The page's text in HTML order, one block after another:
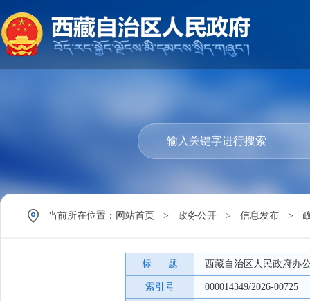
当前所在位置： 网站首页 > 政务公开 > 信息发布 >
标 题 西藏自治区人民政府办
索引号 000014349/2026-00725